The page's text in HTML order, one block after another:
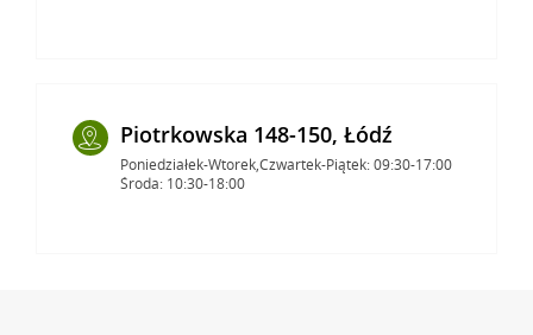
Piotrkowska 148-150, Łódź
Poniedziałek-Wtorek,Czwartek-Piątek: 09:30-17:00
Środa: 10:30-18:00